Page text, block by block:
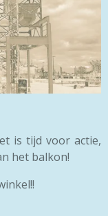
is tijd voor actie,
het balkon!